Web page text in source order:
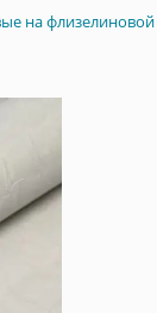
на